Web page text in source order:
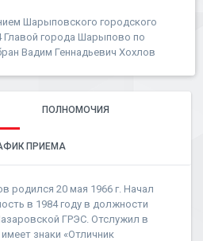
Шарыповского городского
Главой города Шарыпово по
Вадим Геннадьевич Хохлов
ПОЛНОМОЧИЯ
ПРИЕМА
родился 20 мая 1966 г. Начал
в 1984 году в должности
ГРЭС. Отслужил в
знаки «Отличник